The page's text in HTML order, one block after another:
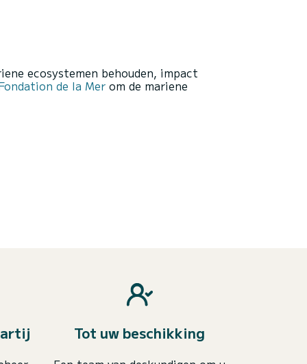
ecosystemen behouden, impact
de la Mer om de mariene
Tot uw beschikking